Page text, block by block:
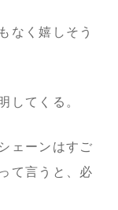
なく嬉しそう
してくる。
ェーンはすご
て言うと、必